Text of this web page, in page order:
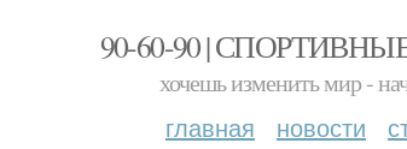
90-60-90 |
хочешь изменить мир -
главная новости